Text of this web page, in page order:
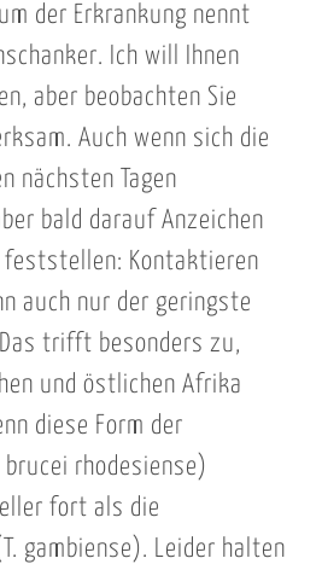
der Erkrankung nennt
Ich will Ihnen
aber beobachten Sie
Auch wenn sich die
nächsten Tagen
bald darauf Anzeichen
feststellen: Kontaktieren
auch nur der geringste
trifft besonders zu,
und östlichen Afrika
diese Form der
rhodesiense)
fort als die
gambiense). Leider halten